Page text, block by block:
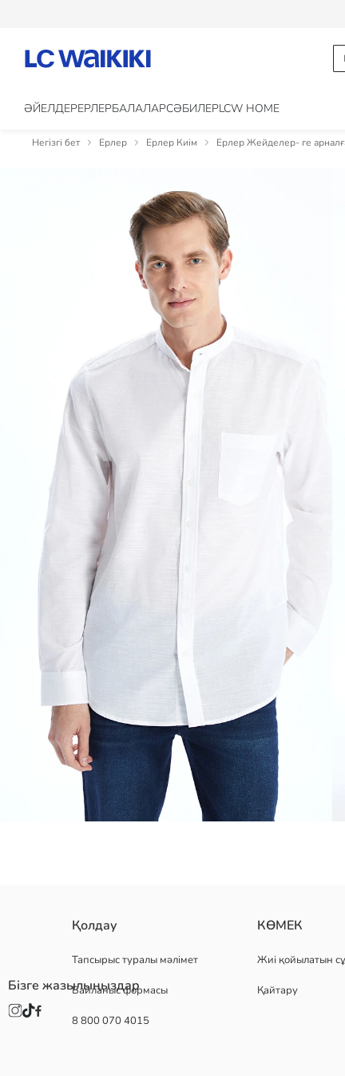
ӘЙЕЛДЕРЕРЛЕРБАЛАЛАРCӘБИЛЕРLCW HOME
Негізгі бет Ерлер Ерлер Киім Ерлер Жейделер- ге
стильді әрі ыңғайлы тік жағалы ұзын жеңді ерлер жейдесі
арқасында әрдайым сәнді көрініңіз.
Негізгі Мата:
Шығу елі:
Қолдау
Тапсырыс туралы мәлімет
Байланыс формасы
8 800 070 4015
КӨМЕК
Жиі қойылатын
Қайтару
Бізге жазылыңыздар